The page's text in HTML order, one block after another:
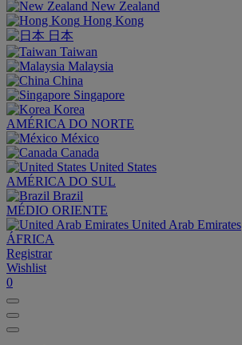
New Zealand
Hong Kong
日本
Taiwan
Malaysia
China
Singapore
Korea
AMÉRICA DO NORTE
México
Canada
United States
AMÉRICA DO SUL
Brazil
MÉDIO ORIENTE
United Arab Emirates
ÁFRICA
Registrar
Wishlist
0